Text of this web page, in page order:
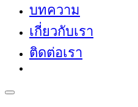
บทความ
เกี่ยวกับเรา
ติดต่อเรา